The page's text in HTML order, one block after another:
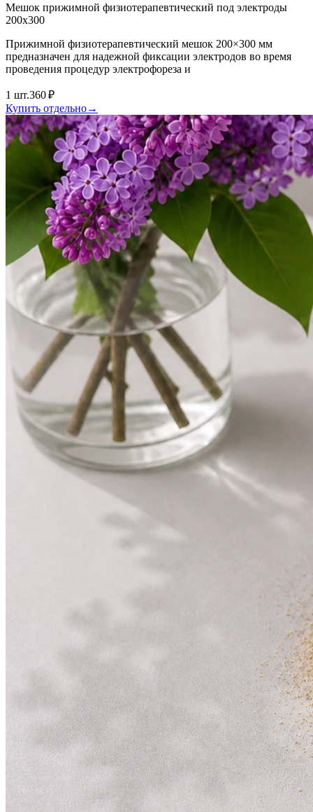
Мешок прижимной физиотерапевтический под электроды
200х300
Прижимной физиотерапевтический мешок 200×300 мм
предназначен для надежной фиксации электродов во время
проведения процедур электрофореза и
1 шт.360 ₽
Купить отдельно→